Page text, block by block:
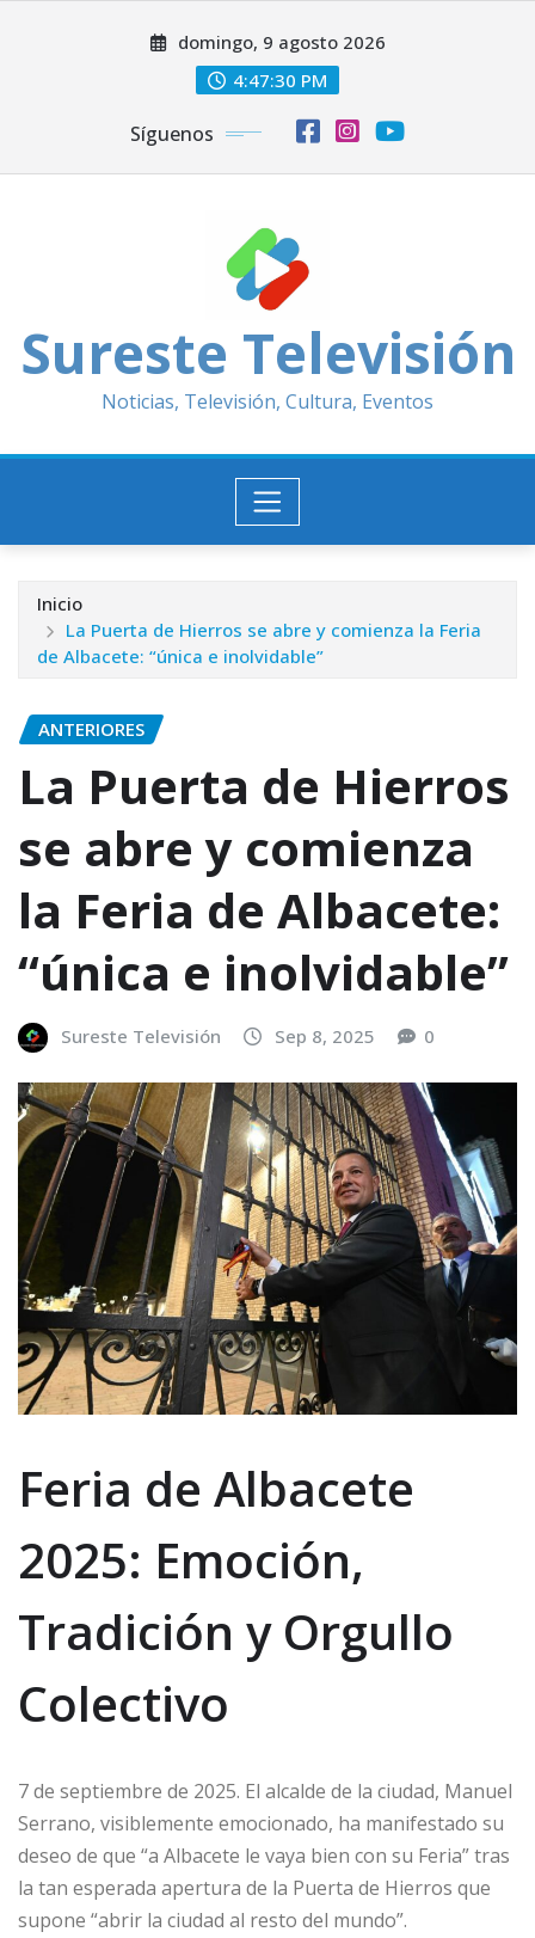
domingo, 9 agosto 2026
4:47:32 PM
Síguenos
Sureste Televisión
Noticias, Televisión, Cultura, Eventos
Inicio
La Puerta de Hierros se abre y comienza la Feria
de Albacete: “única e inolvidable”
ANTERIORES
La Puerta de Hierros
se abre y comienza
la Feria de Albacete:
“única e inolvidable”
Sureste Televisión Sep 8, 2025 0
Feria de Albacete
2025: Emoción,
Tradición y Orgullo
Colectivo
7 de septiembre de 2025. El alcalde de la ciudad, Manuel
Serrano, visiblemente emocionado, ha manifestado su
deseo de que “a Albacete le vaya bien con su Feria” tras
la tan esperada apertura de la Puerta de Hierros que
supone “abrir la ciudad al resto del mundo”.